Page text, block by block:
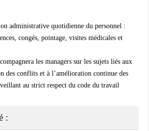
administrative quotidienne du personnel :
congés, pointage, visites médicales et
les managers sur les sujets liés aux
des conflits et à l’amélioration continue des
au strict respect du code du travail
: